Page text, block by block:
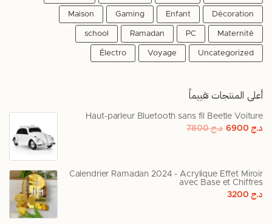
Décoration
Enfant
Gaming
Maison
Maternité
PC
Ramadan
school
Uncategorized
Voyage
Électro
أعلى المنتجات تقييماً
Haut-parleur Bluetooth sans fil Beetle Voiture
د.ج6900 د.ج7800
Calendrier Ramadan 2024 - Acrylique Effet Miroir
avec Base et Chiffres
د.ج3200